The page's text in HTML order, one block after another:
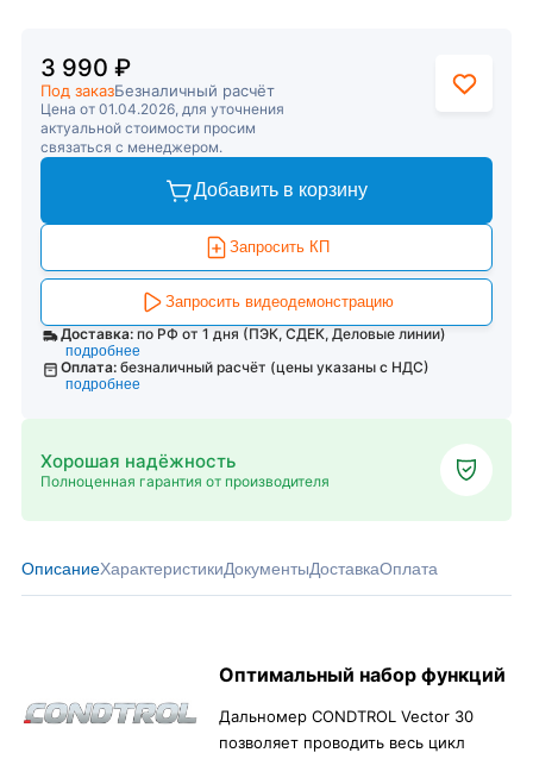
3 990 ₽
Под заказБезналичный расчёт
Цена от 01.04.2026, для уточнения
актуальной стоимости просим
связаться с менеджером.
Добавить в корзину
Запросить КП
Запросить видеодемонстрацию
Доставка: по РФ от 1 дня (ПЭК, СДЕК, Деловые линии)
подробнее
Оплата: безналичный расчёт (цены указаны с НДС)
подробнее
Хорошая надёжность
Полноценная гарантия от производителя
ОписаниеХарактеристикиДокументыДоставкаОплата
Оптимальный набор функций
Дальномер CONDTROL Vector 30
позволяет проводить весь цикл